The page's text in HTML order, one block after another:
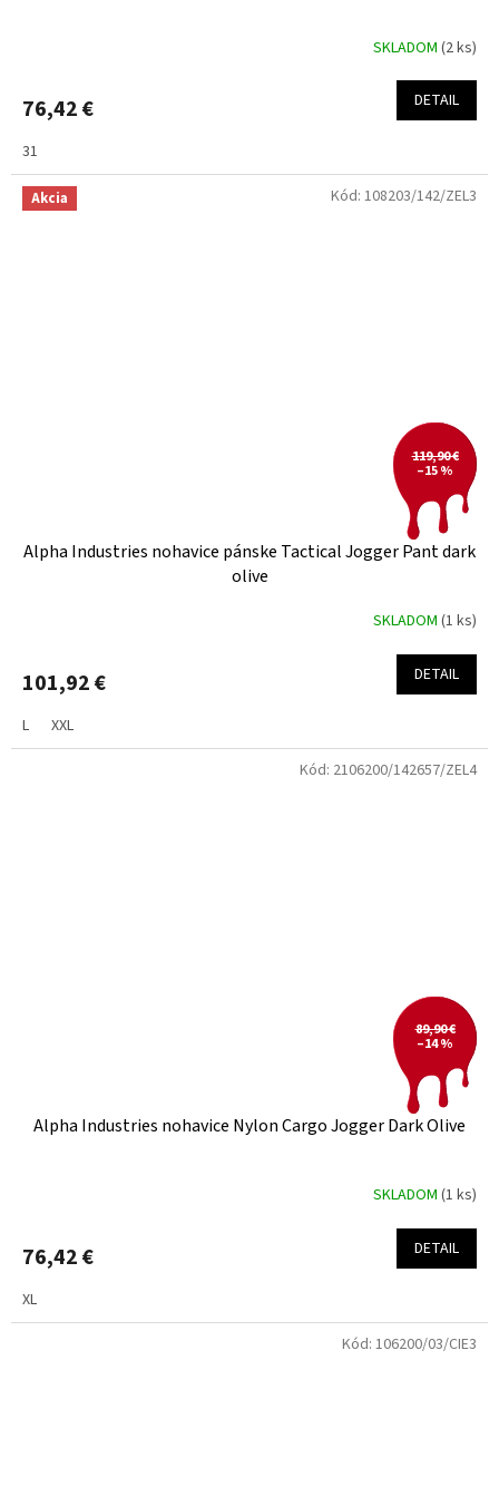
SKLADOM (2 ks)
76,42 € DETAIL
31
Akcia
119,90 €
–15 %
Alpha Industries nohavice pánske Tactical Jogger Pant dark
olive
SKLADOM (1 ks)
101,92 € DETAIL
L XXL
Kód: 108203/142/ZEL3
89,90 €
–14 %
Alpha Industries nohavice Nylon Cargo Jogger Dark Olive
SKLADOM (1 ks)
76,42 € DETAIL
XL
Kód: 2106200/142657/ZEL4
Kód: 106200/03/CIE3